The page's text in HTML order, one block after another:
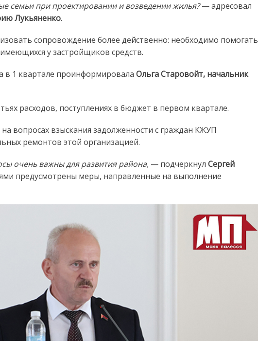
семьи при проектировании и возведении жилья?— адресовал
Лукьяненко.
сопровождение более действенно: необходимо помогать
у застройщиков средств.
в 1 квартале проинформировала Ольга Старовойт, начальник
расходов, поступлениях в бюджет в первом квартале.
вопросах взыскания задолженности с граждан КЖУП
ремонтов этой организацией.
очень важны для развития района, — подчеркнул Сергей
предусмотрены меры, направленные на выполнение